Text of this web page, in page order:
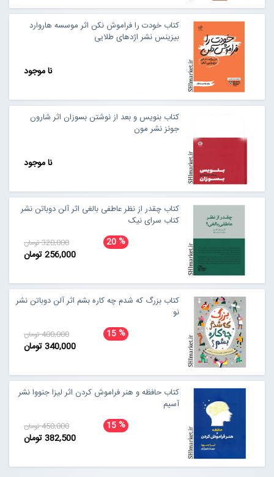
کتاب خودت را فراموش نکن اثر موسسه هاروارد
بیزینس نشر اژدهای طلایی
نا موجود
کتاب بنویس و بعد از نوشتن بسوزان اثر شارون
جونز نشر مون
نا موجود
کتاب چقدر از نظر عاطفی بالغی اثر آلن دوباتن نشر
کتاب سرای نیک
20% 320,000 تومان
256,000 تومان
کتاب بزرگ که شدم چه کاره بشم اثر آلن دوباتن نشر
نو
15% 400,000 تومان
340,000 تومان
کتاب حافظه و هنر فراموش کردن اثر لیزا جنووا نشر
آسیم
15% 450,000 تومان
382,500 تومان